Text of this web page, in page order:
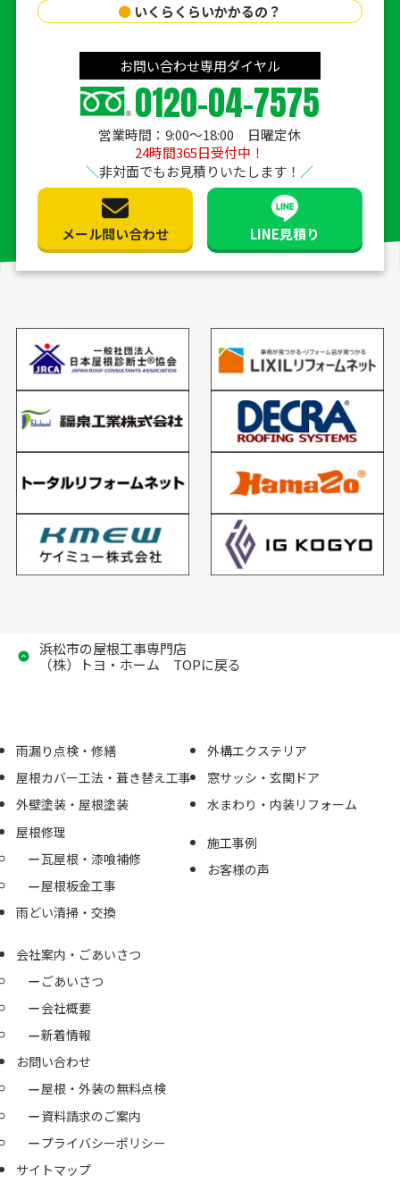
● いくらくらいかかるの？
お問い合わせ専用ダイヤル
0120-04-7575
営業時間：9:00〜18:00 日曜定休
24時間365日受付中！
非対面でもお見積りいたします！
メール問い合わせ LINE見積り
浜松市の屋根工事専門店
（株）トヨ・ホーム TOPに戻る
雨漏り点検・修繕
屋根カバー工法・葺き替え工事
外壁塗装・屋根塗装
屋根修理
瓦屋根・漆喰補修
屋根板金工事
雨どい清掃・交換
外構エクステリア
窓サッシ・玄関ドア
水まわり・内装リフォーム
施工事例
お客様の声
会社案内・ごあいさつ
ごあいさつ
会社概要
新着情報
お問い合わせ
屋根・外装の無料点検
資料請求のご案内
プライバシーポリシー
サイトマップ